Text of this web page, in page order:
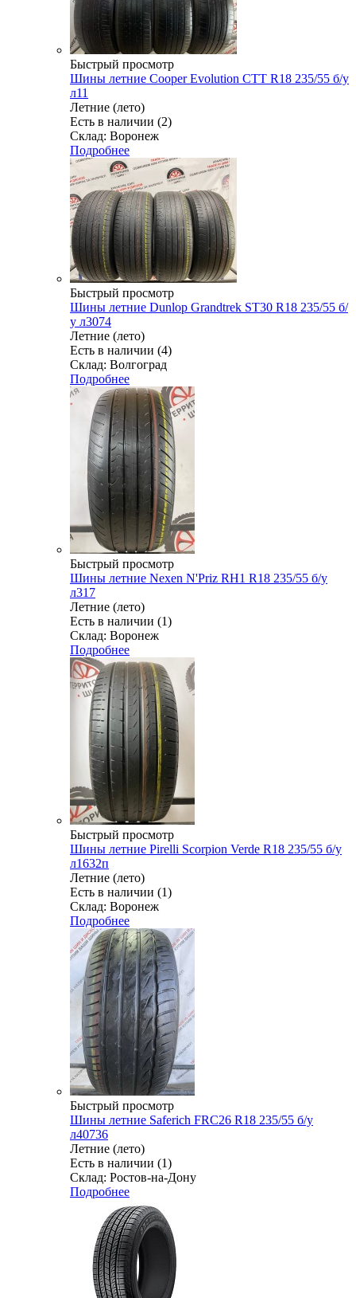
Быстрый просмотр
Шины летние Cooper Evolution CTT R18 235/55 б/у
л11
Летние (лето)
Есть в наличии (2)
Склад: Воронеж
Подробнее
Быстрый просмотр
Шины летние Dunlop Grandtrek ST30 R18 235/55 б/
у л3074
Летние (лето)
Есть в наличии (4)
Склад: Волгоград
Подробнее
Быстрый просмотр
Шины летние Nexen N'Priz RH1 R18 235/55 б/у
л317
Летние (лето)
Есть в наличии (1)
Склад: Воронеж
Подробнее
Быстрый просмотр
Шины летние Pirelli Scorpion Verde R18 235/55 б/у
л1632п
Летние (лето)
Есть в наличии (1)
Склад: Воронеж
Подробнее
Быстрый просмотр
Шины летние Saferich FRC26 R18 235/55 б/у
л40736
Летние (лето)
Есть в наличии (1)
Склад: Ростов-на-Дону
Подробнее